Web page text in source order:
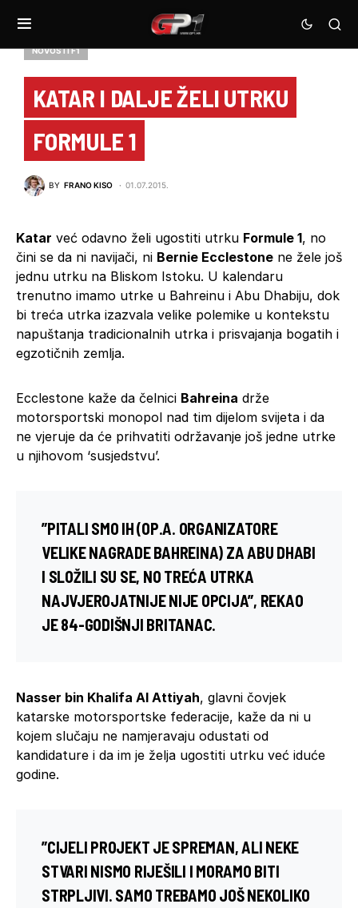
NOVOSTI F1
KATAR I DALJE ŽELI UTRKU
FORMULE 1
BY FRANO KISO 01.07.2015.
Katar već odavno želi ugostiti utrku Formule 1, no
čini se da ni navijači, ni Bernie Ecclestone ne žele još
jednu utrku na Bliskom Istoku. U kalendaru
trenutno imamo utrke u Bahreinu i Abu Dhabiju, dok
bi treća utrka izazvala velike polemike u kontekstu
napuštanja tradicionalnih utrka i prisvajanja bogatih i
egzotičnih zemlja.
Ecclestone kaže da čelnici Bahreina drže
motorsportski monopol nad tim dijelom svijeta i da
ne vjeruje da će prihvatiti održavanje još jedne utrke
u njihovom ‘susjedstvu’.
”PITALI SMO IH (OP.A. ORGANIZATORE
VELIKE NAGRADE BAHREINA) ZAABU DHABI
I SLOŽILI SU SE, NO TREĆA UTRKA
NAJVJEROJATNIJE NIJE OPCIJA”, REKAO
JE 84-GODIŠNJI BRITANAC.
Nasser bin Khalifa Al Attiyah, glavni čovjek
katarske motorsportske federacije, kaže da ni u
kojem slučaju ne namjeravaju odustati od
kandidature i da im je želja ugostiti utrku već iduće
godine.
”CIJELI PROJEKT JE SPREMAN, ALI NEKE
STVARI NISMO RIJEŠILI I MORAMO BITI
STRPLJIVI. SAMO TREBAMO JOŠ NEKOLIKO